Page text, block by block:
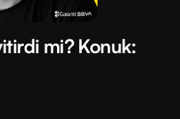
mi? Konuk: